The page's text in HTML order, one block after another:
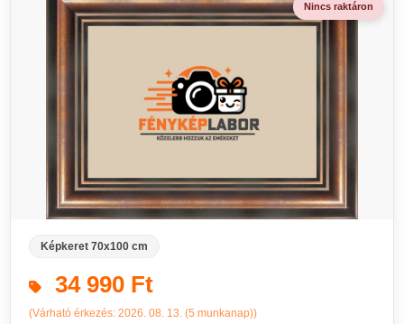
Nincs raktáron
Képkeret 70x100 cm
34 990 Ft
(Várható érkezés: 2026. 08. 13. (5 munkanap))